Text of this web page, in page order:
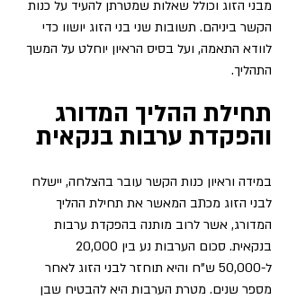
מבני הזוג וכולל שאלות שמטרתן להעיד על כנות
הקשר ביניהם. תשובות שני בני הזוג יושוו כדי
לוודא התאמה, ועל בסיס הראיון יוחלט על המשך
התהליך.
תחילת ההליך המדורג
והפקדת ערבות בנקאית
במידה וראיון כנות הקשר עובר בהצלחה, יישלח
לבני הזוג מכתב המאשר את תחילת ההליך
המדורג, אשר לרוב מותנה בהפקדת ערבות
ל-50,000 ש"ח והיא תוחזר לבני הזוג לאחר
מספר שנים. מטרת הערבות היא להבטיח שבן